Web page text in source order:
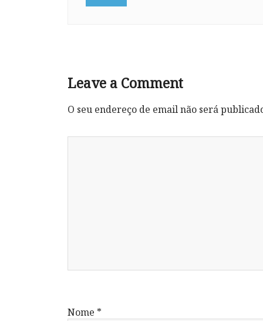
Leave a Comment
O seu endereço de email não será
Nome *